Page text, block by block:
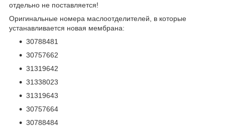
отдельно не поставляется!
Оригинальные номера маслоотделителей, в которые
устанавливается новая мембрана:
30788481
30757662
31319642
31338023
31319643
30757664
30788484